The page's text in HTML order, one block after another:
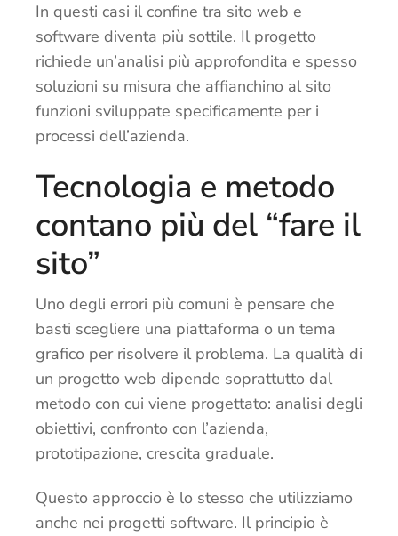
In questi casi il confine tra sito web e
software diventa più sottile. Il progetto
richiede un’analisi più approfondita e spesso
soluzioni su misura che affianchino al sito
funzioni sviluppate specificamente per i
processi dell’azienda.
Tecnologia e metodo
contano più del “fare il
sito”
Uno degli errori più comuni è pensare che
basti scegliere una piattaforma o un tema
grafico per risolvere il problema. La qualità di
un progetto web dipende soprattutto dal
metodo con cui viene progettato: analisi degli
obiettivi, confronto con l’azienda,
prototipazione, crescita graduale.
Questo approccio è lo stesso che utilizziamo
anche nei progetti software. Il principio è